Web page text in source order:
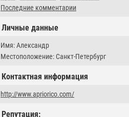
Последние комментарии
Личные данные
Имя: Александр
Местоположение: Санкт-Петербург
Контактная информация
http://www.apriorico.com/
Репутация: